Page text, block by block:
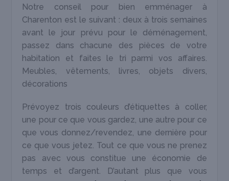
Notre conseil pour bien emménager à
Charenton est le suivant : deux à trois semaines
avant le jour prévu pour le déménagement,
passez dans chacune des pièces de votre
habitation et faites le tri parmi vos affaires.
Meubles, vêtements, livres, objets divers,
décorations
Prévoyez trois couleurs d’étiquettes à coller,
une pour ce que vous gardez, une autre pour ce
que vous donnez/revendez, une dernière pour
ce que vous jetez. Tout ce que vous ne prenez
pas avec vous constitue une économie de
temps et d’argent. D’autant plus que vous